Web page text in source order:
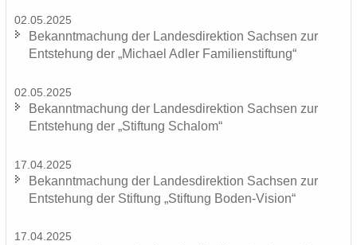
02.05.2025
Be­kannt­ma­chung der Lan­des­di­rek­ti­on Sach­sen zur
Ent­ste­hung der „Mi­cha­el Adler Fa­mi­li­en­stif­tung“
02.05.2025
Be­kannt­ma­chung der Lan­des­di­rek­ti­on Sach­sen zur
Ent­ste­hung der „Stif­tung Scha­lom“
17.04.2025
Be­kannt­ma­chung der Lan­des­di­rek­ti­on Sach­sen zur
Ent­ste­hung der Stif­tung „Stif­tung Boden-​Vision“
17.04.2025